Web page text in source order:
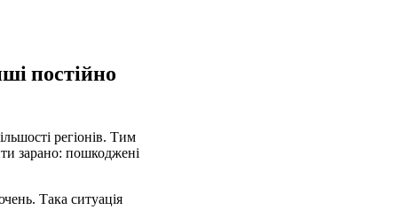
постійно
регіонів. Тим
зарано: пошкоджені
Така ситуація